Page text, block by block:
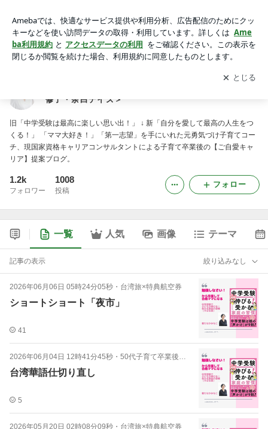
白デイズ＞アプリをダウンロードして ブログの更新通知
を受け取りまし
ょう。
開く
修了・余白デイズ＞
旧「中学受験は最高に楽しい思い出！」 ↓ 新「自分を愛して最高の人生をつ
くる！」 「ママ大好き！」「第一志望」を手にいれた元勇気づけ子育てコー
チ、現国家資格キャリアコンサルタントによる子育て卒業後の【ご自愛キャ
リア】提案ブログ。
1.2k
フォロワー
1008
投稿
フォロー
一覧 人気 画像 テーマ
記事の表示 絞り込みなし
2026年06月06日 05時24分05秒 ・ 台湾旅×特典航空券
ショートショート「夜市」
41
2026年06月04日 12時41分45秒 ・ 50代子育て卒業後のご自愛キャリア
台湾華語仕切り直し
5
2026年05月20日 02時08分09秒 ・ 台湾旅×特典航空券